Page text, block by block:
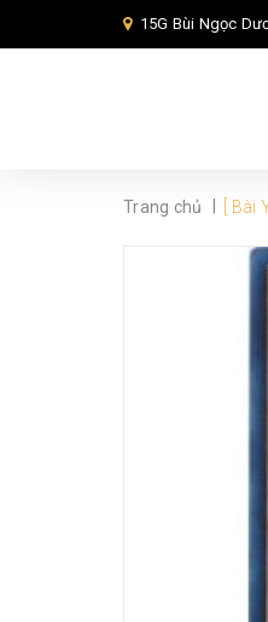
15G Bùi Ngọc
Trang chủ [